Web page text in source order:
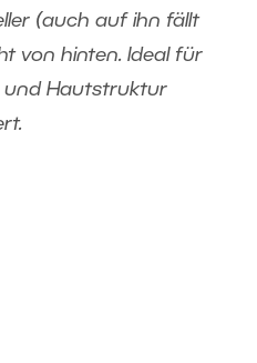
(auch auf ihn fällt
von hinten. Ideal für
und Hautstruktur